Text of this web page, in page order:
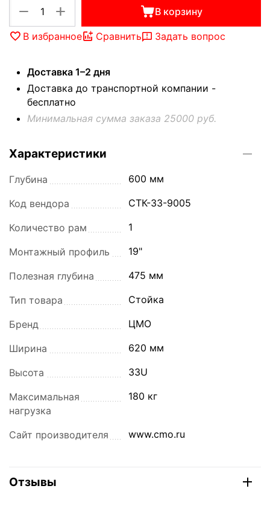
+
− В корзину
В избранное Сравнить Задать вопрос
Доставка 1–2 дня
Доставка до транспортной компании -
бесплатно
Минимальная сумма заказа 25000 руб.
Характеристики
Глубина 600 мм
Код вендора СТК-33-9005
Количество рам 1
Монтажный профиль 19"
Полезная глубина 475 мм
Тип товара Стойка
Бренд ЦМО
Ширина 620 мм
Высота 33U
Максимальная
нагрузка
180 кг
Сайт производителя www.cmo.ru
Отзывы